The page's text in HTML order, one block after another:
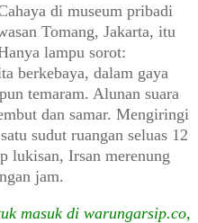
di museum pribadi
Tomang, Jakarta, itu
lampu sorot:
berkebaya, dalam gaya
temaram. Alunan suara
dan samar. Mengiringi
sudut ruangan seluas 12
lukisan, Irsan merenung
jam.
masuk di warungarsip.co,